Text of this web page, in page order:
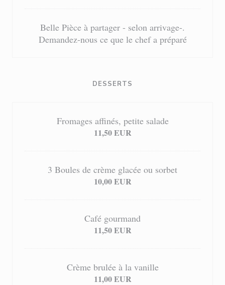
Belle Pièce à partager - selon arrivage-.
Demandez-nous ce que le chef a préparé
DESSERTS
Fromages affinés, petite salade
11,50 EUR
3 Boules de crème glacée ou sorbet
10,00 EUR
Café gourmand
11,50 EUR
Crème brulée à la vanille
11,00 EUR